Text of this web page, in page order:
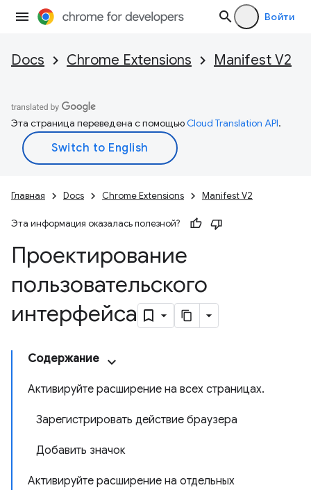
Войти
Docs Chrome Extensions Manifest V2
Эта страница переведена с помощьюCloud Translation API.
Главная Docs Chrome Extensions Manifest V2
Эта информация оказалась полезной?
Проектирование
пользовательского
интерфейса
Содержание
Активируйте расширение на всех страницах.
Зарегистрировать действие браузера
Добавить значок
Активируйте расширение на отдельных